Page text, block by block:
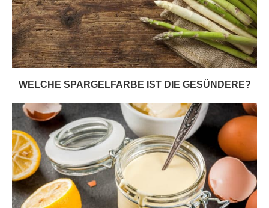
WELCHE SPARGELFARBE IST DIE GESÜNDERE?